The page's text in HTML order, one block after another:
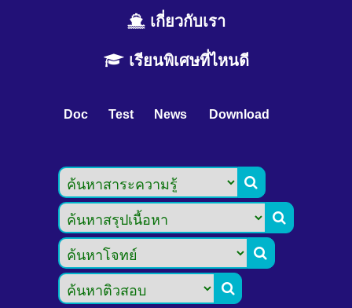
เกี่ยวกับเรา
เรียนพิเศษที่ไหนดี
Doc Test News Download



